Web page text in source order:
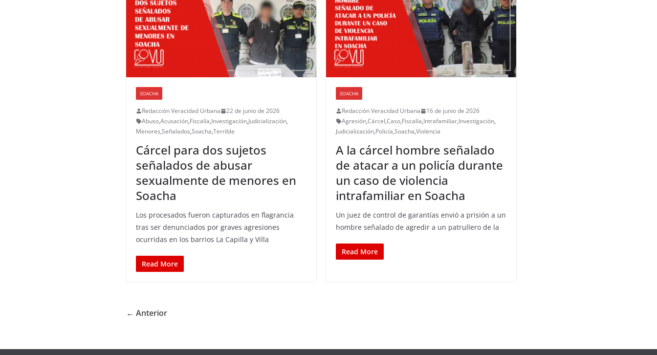
SOACHA
Redacción Veracidad Urbana
22 de junio de 2026
Abuso,Acusación,Fiscalía,Investigación,Judicialización,
Menores,Señalados,Soacha,Terrible
Cárcel para dos sujetos
señalados de abusar
sexualmente de menores en
Soacha
Los procesados fueron capturados en flagrancia
tras ser denunciados por graves agresiones
ocurridas en los barrios La Capilla y Villa
Read More
SOACHA
Redacción Veracidad Urbana
16 de junio de 2026
Agresión,Cárcel,Caso,Fiscalía,Intrafamiliar,Investigación,
Judicialización,Policía,Soacha,Violencia
A la cárcel hombre señalado
de atacar a un policía durante
un caso de violencia
intrafamiliar en Soacha
Un juez de control de garantías envió a prisión a un
hombre señalado de agredir a un patrullero de la
Read More
← Anterior